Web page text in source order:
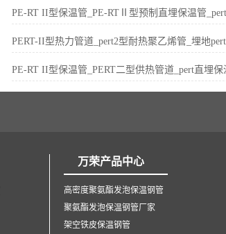
PE-RT II型保温管_PE-RTⅡ型预制直埋保温管
PERT-II型热力管道_pert2型耐热聚乙烯管_埋地
PE-RT II型保温管_PERT二型供热管道_pert直埋
万荣产品中心
高密度聚氨酯发泡保温钢管
聚氨酯发泡保温钢管厂家
架空铁皮保温钢管